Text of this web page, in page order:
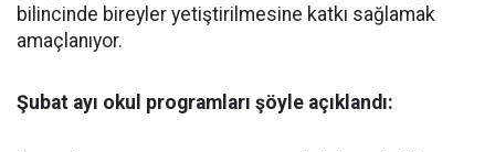
bilincinde bireyler yetiştirilmesine katkı sağlamak
amaçlanıyor.
Şubat ayı okul programları şöyle açıklandı: